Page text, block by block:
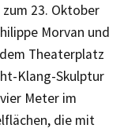
23. Oktober
Morvan und
Theaterplatz
Klang-Skulptur
Meter im
die mit